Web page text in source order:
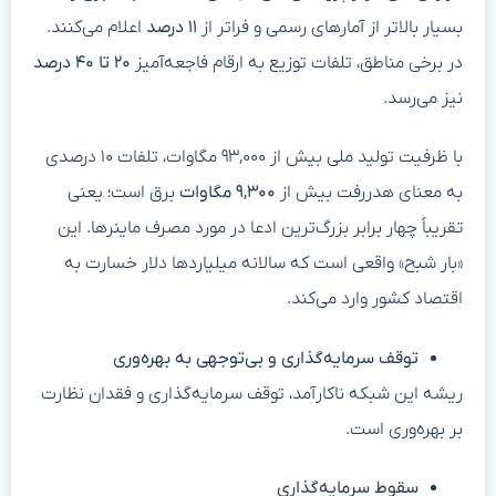
بسیار بالاتر از آمارهای رسمی و فراتر از ۱۱ درصد
اعلام می‌کنند.
در برخی مناطق، تلفات توزیع به ارقام فاجعه‌آمیز ۲۰ تا ۴۰ درصد
نیز می‌رسد.
با ظرفیت تولید ملی بیش از ۹۳,۰۰۰ مگاوات، تلفات ۱۰ درصدی
به معنای هدررفت بیش از ۹,۳۰۰ مگاوات
برق است؛ یعنی
تقریباً چهار برابر بزرگ‌ترین ادعا در مورد مصرف ماینرها. این
«بار شبح» واقعی است که سالانه میلیاردها دلار خسارت به
اقتصاد کشور وارد می‌کند.
توقف سرمایه‌گذاری و بی‌توجهی به بهره‌وری
ریشه این شبکه ناکارآمد، توقف سرمایه‌گذاری و فقدان نظارت
بر بهره‌وری است.
سقوط سرمایه‌گذاری